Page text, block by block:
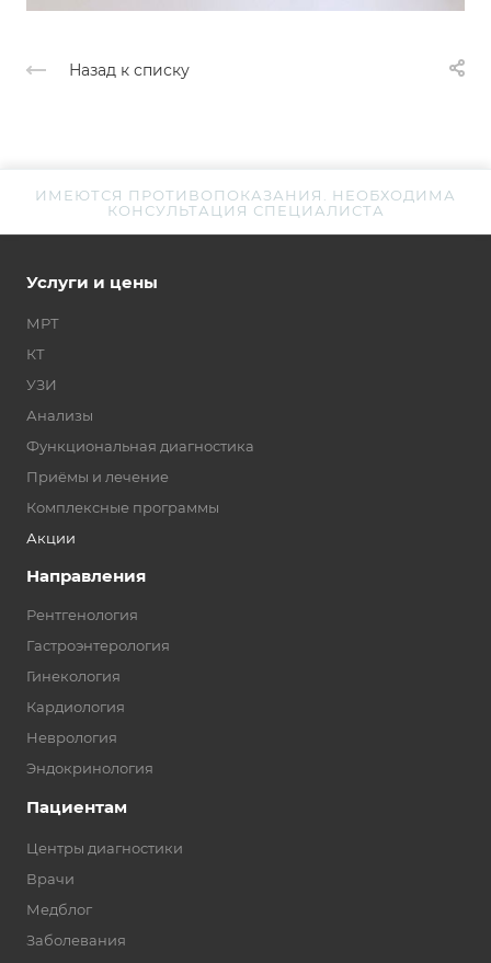
Назад к списку
ИМЕЮТСЯ ПРОТИВОПОКАЗАНИЯ. НЕОБХОДИМА
КОНСУЛЬТАЦИЯ СПЕЦИАЛИСТА
Услуги и цены
МРТ
КТ
УЗИ
Анализы
Функциональная диагностика
Приёмы и лечение
Комплексные программы
Акции
Направления
Рентгенология
Гастроэнтерология
Гинекология
Кардиология
Неврология
Эндокринология
Пациентам
Центры диагностики
Врачи
Медблог
Заболевания